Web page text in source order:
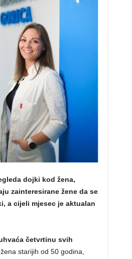
dojki kod žena,
zainteresirane žene da se
a cijeli mjesec je aktualan
četvrtinu svih
starijih od 50 godina,